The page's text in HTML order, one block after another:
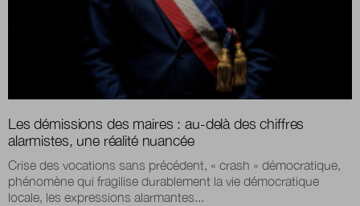
Les démissions des maires : au-delà des chiffres
alarmistes, une réalité nuancée
Crise des vocations sans précédent, « crash » démocratique,
phénomène qui fragilise durablement la vie démocratique
locale, les expressions alarmantes...